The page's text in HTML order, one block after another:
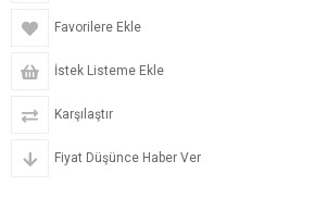
Favorilere Ekle
İstek Listeme Ekle
Karşılaştır
Fiyat Düşünce Haber Ver